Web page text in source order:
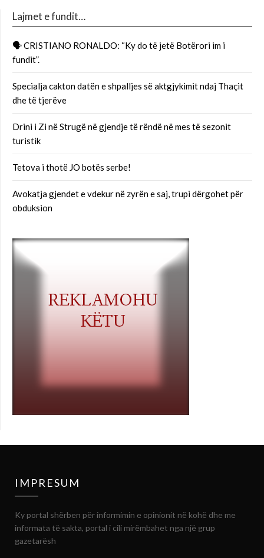
Lajmet e fundit…
🗣 CRISTIANO RONALDO: “Ky do të jetë Botërori im i
fundit”.
Specialja cakton datën e shpalljes së aktgjykimit ndaj Thaçit
dhe të tjerëve
Drini i Zi në Strugë në gjendje të rëndë në mes të sezonit
turistik
Tetova i thotë JO botës serbe!
Avokatja gjendet e vdekur në zyrën e saj, trupi dërgohet për
obduksion
IMPRESUM
Ky portal shërben për informimin e opinionit në kohë dhe me
informata të sakta, portal i cili mirëmbahet nga një grup
gazetarësh